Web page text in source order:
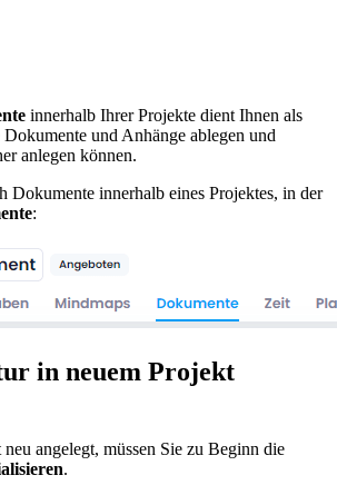
innerhalb Ihrer Projekte dient Ihnen als
und Anhänge ablegen und
anlegen können.
Dokumente innerhalb eines Projektes, in der
:
in neuem Projekt
angelegt, müssen Sie zu Beginn die
.